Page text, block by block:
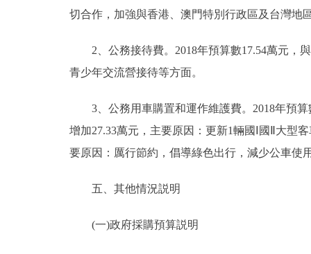
切合作，加強與香港、澳門特別行政區及台灣地
2、公務接待費。2018年預算數17.54萬元，與
青少年交流營接待等方面。
3、公務用車購置和運作維護費。2018年預算
增加27.33萬元，主要原因：更新1輛國Ⅰ國Ⅱ大型
要原因：厲行節約，倡導綠色出行，減少公車使
五、其他情況説明
(一)政府採購預算説明